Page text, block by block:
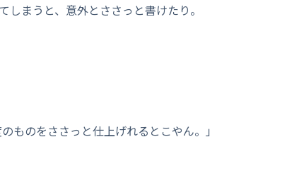
まうと、意外とささっと書けたり。
ものをささっと仕上げれるとこやん。」